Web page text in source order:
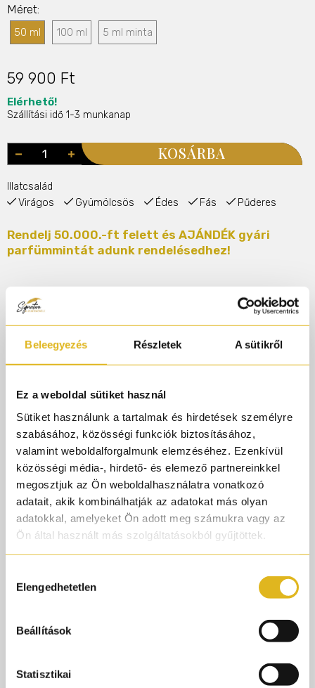
Beleegyezés Részletek A sütikről
Ez a weboldal sütiket használ
Sütiket használunk a tartalmak és hirdetések személyre
szabásához, közösségi funkciók biztosításához,
valamint weboldalforgalmunk elemzéséhez. Ezenkívül
közösségi média-, hirdető- és elemező partnereinkkel
megosztjuk az Ön weboldalhasználatra vonatkozó
adatait, akik kombinálhatják az adatokat más olyan
adatokkal, amelyeket Ön adott meg számukra vagy az
Ön által használt más szolgáltatásokból gyűjtöttek.
kiválasztása
Elengedhetetlen
Beállítások
Statisztikai
Méret
50 ml 100 ml 5 ml minta
59 900 Ft
Elérhető!
Szállítási idő 1-3 munkanap
KOSÁRBA
Illatcsalád
Virágos Gyümölcsös Édes Fás Pűderes
Rendelj 50.000.-ft felett és AJÁNDÉK gyári
parfümmintát adunk rendelésedhez!
@parfumorult
City Rhythm Marthas Vineyard az old money
#cityrhythm
#niche
#oldmoney
#luxus
#parfumorult
@City Rhythm Fragrances
♬ eredeti hang - Parfümőrült
luxus pillana, egy kitérő a modern parfümkészítésből az
krémes egzotikuma találkozik a lédús szilva bársonyos
édességével és a frissen reszelt narancshéj élénk,
illata és az orris púderes, selymes finomsága bontakozik